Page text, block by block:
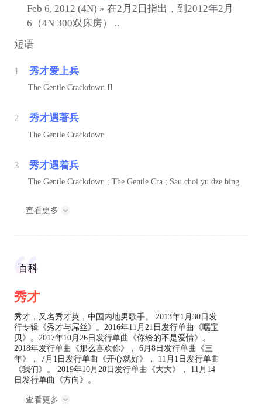
Feb 6, 2012 (4N) » 在2月2日指出，到2012年2月
6（4N 300双床房） ..
短语
1 秀才爱上兵
The Gentle Crackdown II
2 秀才遇著兵
The Gentle Crackdown
3 秀才遇着兵
The Gentle Crackdown ; The Gentle Cra ; Sau choi yu dze bing
查看更多
百科
秀才
秀才，又名秀才英，中国内地男歌手。 2013年1月30日发
行专辑《秀才与屌丝》。2016年11月21日发行单曲《嘿宝
贝》。2017年10月26日发行单曲《你给的不是爱情》。
2018年发行单曲《那么喜欢你》， 6月8日发行单曲《三
年》， 7月1日发行单曲《开心就好》， 11月1日发行单曲
《我们》。 2019年10月28日发行单曲《大大》， 11月14
日发行单曲《方向》。
查看更多